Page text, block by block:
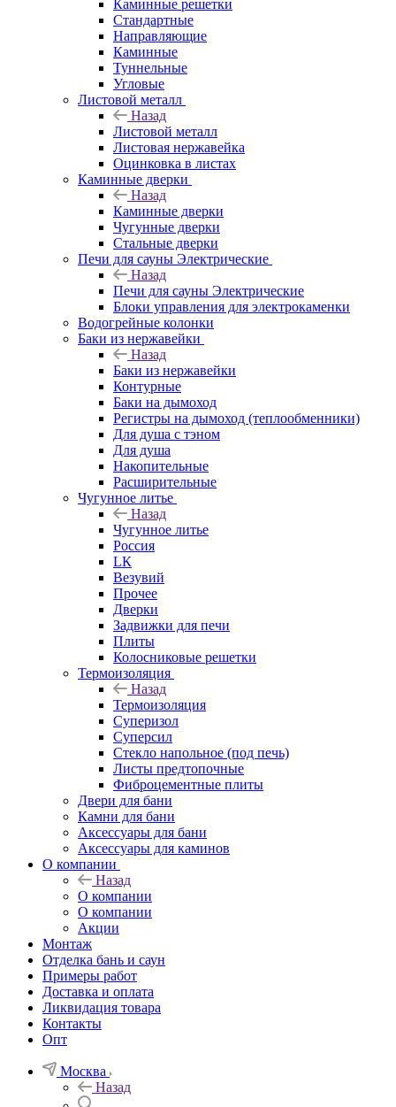
Каминные решетки
Стандартные
Направляющие
Каминные
Туннельные
Угловые
Листовой металл
Назад
Листовой металл
Листовая нержавейка
Оцинковка в листах
Каминные дверки
Назад
Каминные дверки
Чугунные дверки
Стальные дверки
Печи для сауны Электрические
Назад
Печи для сауны Электрические
Блоки управления для электрокаменки
Водогрейные колонки
Баки из нержавейки
Назад
Баки из нержавейки
Контурные
Баки на дымоход
Регистры на дымоход (теплообменники)
Для душа с тэном
Для душа
Накопительные
Расширительные
Чугунное литье
Назад
Чугунное литье
Россия
LК
Везувий
Прочее
Дверки
Задвижки для печи
Плиты
Колосниковые решетки
Термоизоляция
Назад
Термоизоляция
Суперизол
Суперсил
Стекло напольное (под печь)
Листы предтопочные
Фиброцементные плиты
Двери для бани
Камни для бани
Аксессуары для бани
Аксессуары для каминов
О компании
Назад
О компании
О компании
Акции
Монтаж
Отделка бань и саун
Примеры работ
Доставка и оплата
Ликвидация товара
Контакты
Опт
Москва
Назад